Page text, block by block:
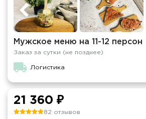
Мужское меню на 11-12 персон
Заказ за сутки (не позднее)
Логистика
21 360 ₽
82 отзывов